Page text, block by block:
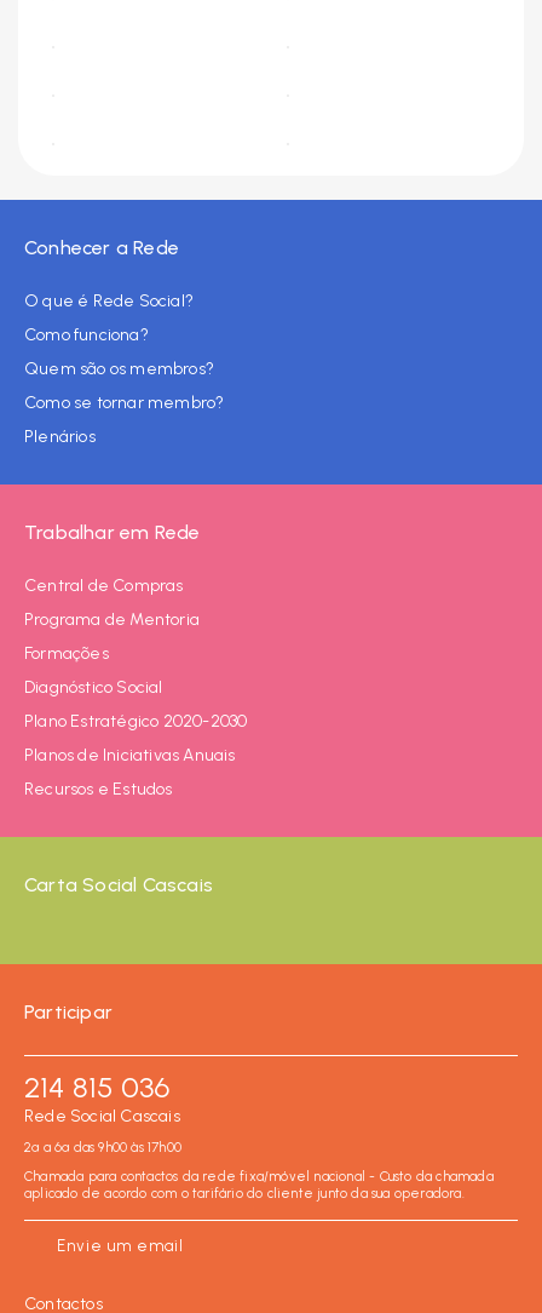
Conhecer a Rede
O que é Rede Social?
Como funciona?
Quem são os membros?
Como se tornar membro?
Plenários
Trabalhar em Rede
Central de Compras
Programa de Mentoria
Formações
Diagnóstico Social
Plano Estratégico 2020-2030
Planos de Iniciativas Anuais
Recursos e Estudos
Carta Social Cascais
Participar
214 815 036
Rede Social Cascais
2ª a 6ª das 9h00 às 17h00
Chamada para contactos da rede fixa/móvel nacional - Custo da chamada
aplicado de acordo com o tarifário do cliente junto da sua operadora.
Envie um email
Contactos